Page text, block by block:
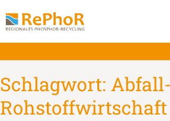
Schlagwort:
Rohstoffwirtschaft